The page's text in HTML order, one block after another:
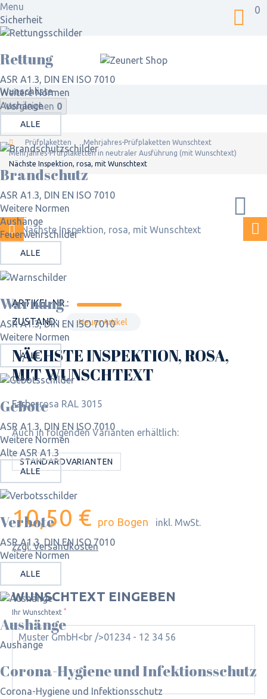
0
Menu
Sicherheit
Rettung
ASR A1.3, DIN EN ISO 7010
Weitere Normen
Aushänge
ALLE
Brandschutz
ASR A1.3, DIN EN ISO 7010
Weitere Normen
Aushänge
Feuerwehrschilder
ALLE
Warnung
ASR A1.3, DIN EN ISO 7010
Weitere Normen
ALLE
Gebote
ASR A1.3, DIN EN ISO 7010
Weitere Normen
Alte ASR A1.3
ALLE
Verbote
ASR A1.3, DIN EN ISO 7010
Weitere Normen
ALLE
Aushänge
Aushänge
Corona-Hygiene und Infektionsschutz
Corona-Hygiene und Infektionsschutz
Wunschliste
Vergleichen 0
Prüfplaketten
Mehrjahres-Prüfplaketten Wunschtext
Mehrjahres-Prüfplaketten in neutraler Ausführung (mit Wunschtext)
Nächste Inspektion, rosa, mit Wunschtext
ARTIKEL-NR.:
ZUSTAND:
Neuer Artikel
NÄCHSTE INSPEKTION, ROSA,
MIT WUNSCHTEXT
Farbe:rosa RAL 3015
Auch in folgenden Varianten erhältlich:
STANDARDVARIANTEN
10,50 € pro Bogen inkl. MwSt.
zzgl. Versandkosten
WUNSCHTEXT EINGEBEN
Ihr Wunschtext *